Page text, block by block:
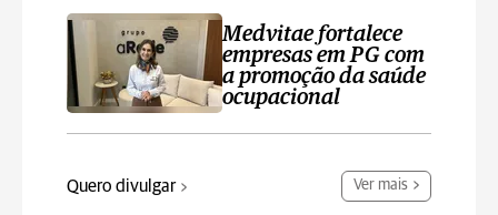
Medvitae fortalece
empresas em PG com
a promoção da saúde
ocupacional
Quero divulgar Ver mais